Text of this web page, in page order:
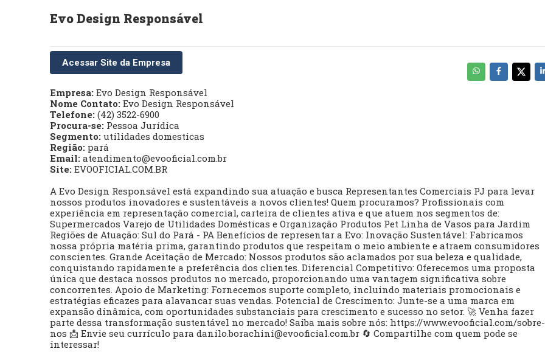
Evo Design Responsável
Acessar Site da Empresa
Empresa: Evo Design Responsável
Nome Contato: Evo Design Responsável
Telefone: (42) 3522-6900
Procura-se: Pessoa Jurídica
Segmento: utilidades domesticas
Região: pará
Email: atendimento@evooficial.com.br
Site: EVOOFICIAL.COM.BR
A Evo Design Responsável está expandindo sua atuação e busca Representantes Comerciais PJ para levar
nossos produtos inovadores e sustentáveis a novos clientes! Quem procuramos? Profissionais com
experiência em representação comercial, carteira de clientes ativa e que atuem nos segmentos de:
Supermercados Varejo de Utilidades Domésticas e Organização Produtos Pet Linha de Vasos para Jardim
Regiões de Atuação: Sul do Pará - PA Benefícios de representar a Evo: Inovação Sustentável: Fabricamos
nossa própria matéria prima, garantindo produtos que respeitam o meio ambiente e atraem consumidores
conscientes. Grande Aceitação de Mercado: Nossos produtos são aclamados por sua beleza e qualidade,
conquistando rapidamente a preferência dos clientes. Diferencial Competitivo: Oferecemos uma proposta
única que destaca nossos produtos no mercado, proporcionando uma vantagem significativa sobre
concorrentes. Apoio de Marketing: Fornecemos suporte completo, incluindo materiais promocionais e
estratégias eficazes para alavancar suas vendas. Potencial de Crescimento: Junte-se a uma marca em
expansão dinâmica, com oportunidades substanciais para crescimento e sucesso no setor. 🚀 Venha fazer
parte dessa transformação sustentável no mercado! Saiba mais sobre nós: https://www.evooficial.com/sobre-
nos 📩 Envie seu currículo paradanilo.borachini@evooficial.com.br 🔄 Compartilhe com quem pode se
interessar!